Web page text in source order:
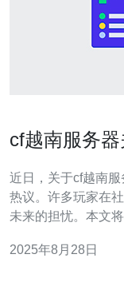
cf越南服务
近日，关于cf越南
热议。许多玩家在
未来的担忧。本文
优势。 cf越南服务器的现状 随着游戏市场的不断变化，cf
2025年8月28日